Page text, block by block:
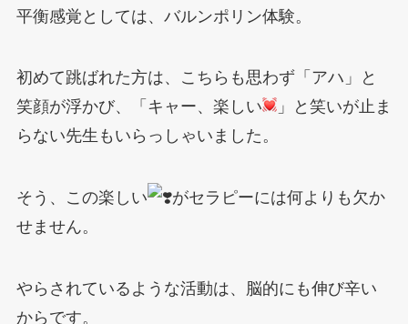
平衡感覚としては、バルンポリン体験。
初めて跳ばれた方は、こちらも思わず「アハ」と
笑顔が浮かび、「キャー、楽しい
」と笑いが止ま
らない先生もいらっしゃいました。
そう、この楽しい
がセラピーには何よりも欠か
せません。
やらされているような活動は、脳的にも伸び辛い
からです。